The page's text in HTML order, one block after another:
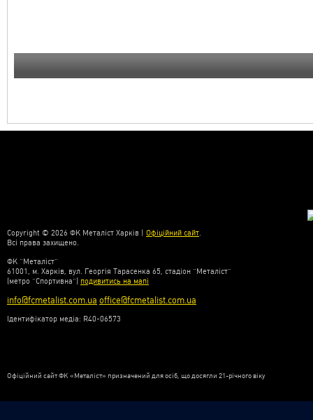
Copyright © 2026 ФК Металіст Харків | Офіційний сайт.
Всі права захищено.
ФК “Металіст”
61001, м. Харків, вул. Георгія Тарасенка 65, стадіон “Металіст”
(метро “Спортивна”) подивитись на мапі
info@fcmetalist.com.ua office@fcmetalist.com.ua
Ідентифікатор медіа: R40-06573
Офіційний сайт ФК «Металіст» призначений для осіб, що досягли 21-річного віку